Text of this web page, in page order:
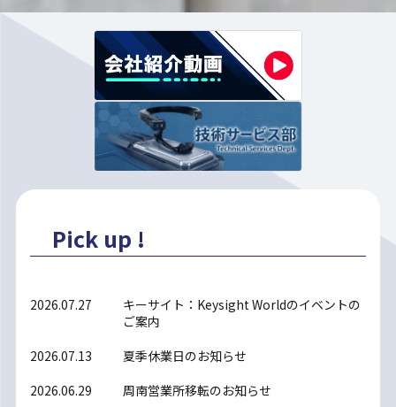
Pick up !
2026.07.27
キーサイト：Keysight Worldのイベントの
ご案内
2026.07.13
夏季休業日のお知らせ
2026.06.29
周南営業所移転のお知らせ